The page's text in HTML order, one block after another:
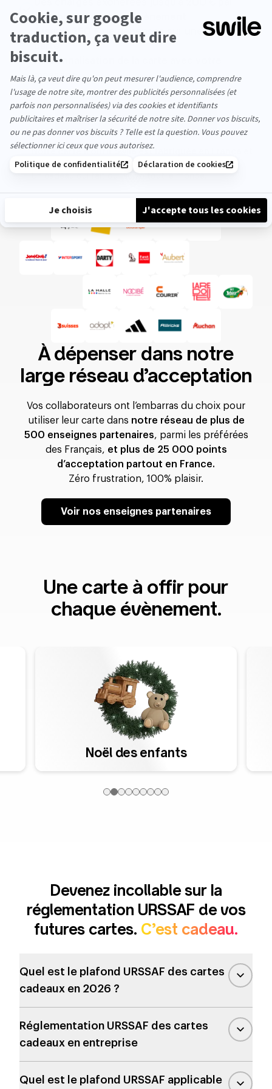
collaborateur et par évènement
Jusqu’à 250 € de dépenses sur une seule
Personnalisation de la carte avec votre
message
Je commande maintenant
Notre carte à offrir Swile est fabriquée en France et
en plastique recyclé !
À dépenser dans notre
large réseau d’acceptation
Vos collaborateurs ont l’embarras du choix pour
utiliser leur carte dans notre réseau de plus de
500 enseignes partenaires, parmi les préférées
des Français, et plus de 25 000 points
d’acceptation partout en France.
Zéro frustration, 100% plaisir.
Voir nos enseignes partenaires
Une carte à offir pour
chaque évènement.
Noël des enfants
Devenez incollable sur la
réglementation URSSAF de vos
futures cartes. C’est cadeau.
Quel est le plafond URSSAF des cartes
cadeaux en 2026 ?
cadeaux pour 2026 est de200 € par événements
et par salariés.
Réglementation URSSAF des cartes
cadeaux en entreprise
d'exonérer les cartes cadeaux sous trois conditions
Quel est le plafond URSSAF applicable